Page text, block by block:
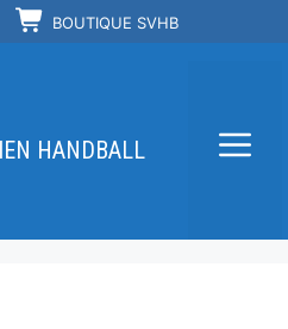
BOUTIQUE SVHB
HANDBALL